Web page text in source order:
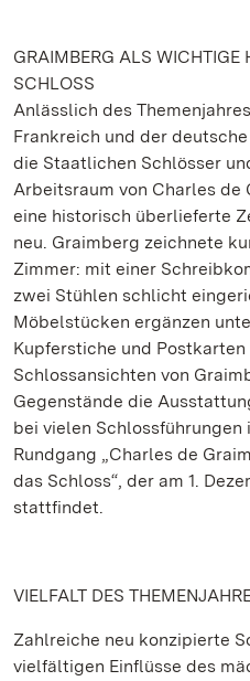
GRAIMBERG ALS WICHTIGE
SCHLOSS
Anlässlich des
Frankreich und der
die Staatlichen Schlösser
Arbeitsraum von Charles de
eine historisch überlieferte
neu. Graimberg zeichnete
Zimmer: mit einer
zwei Stühlen schlicht
Möbelstücken ergänzen
Kupferstiche und
Schlossansichten von
Gegenstände die
bei vielen
Rundgang „Charles de
das Schloss“, der am 1.
stattfindet.
VIELFALT DES
Zahlreiche neu konzipierte
vielfältigen Einflüsse des